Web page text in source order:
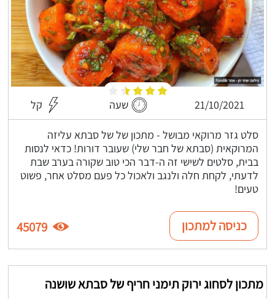
21/10/2021 שעה קל
סלט גזר מרוקאי מבושל - מתכון של של סבתא עליזה
המרוקאית (סבתא של חבר שלי) שעובר דורות! כדאי לנסות
בבית, סלטים לשישי זה ה-דבר הכי טוב שקורה בערב שבת
לדעתי, לקחת חלה ולנגב ולאכול כל פעם מסלט אחר, פשוט
טעים!
כניסה למתכון 45079
מתכון לסחוג ירוק תימני חריף של סבתא שושנה